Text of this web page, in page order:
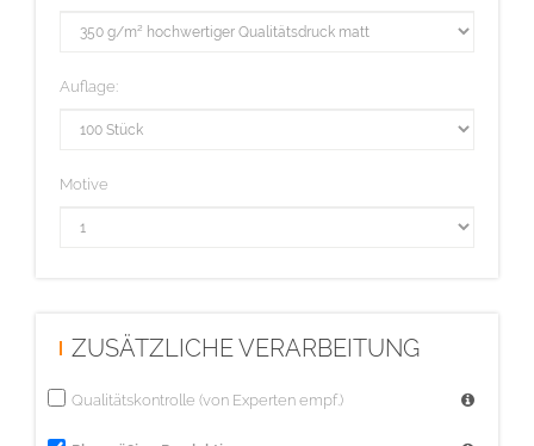
Auflage:
Motive
ZUSÄTZLICHE VERARBEITUNG
Qualitätskontrolle (von Experten empf.)